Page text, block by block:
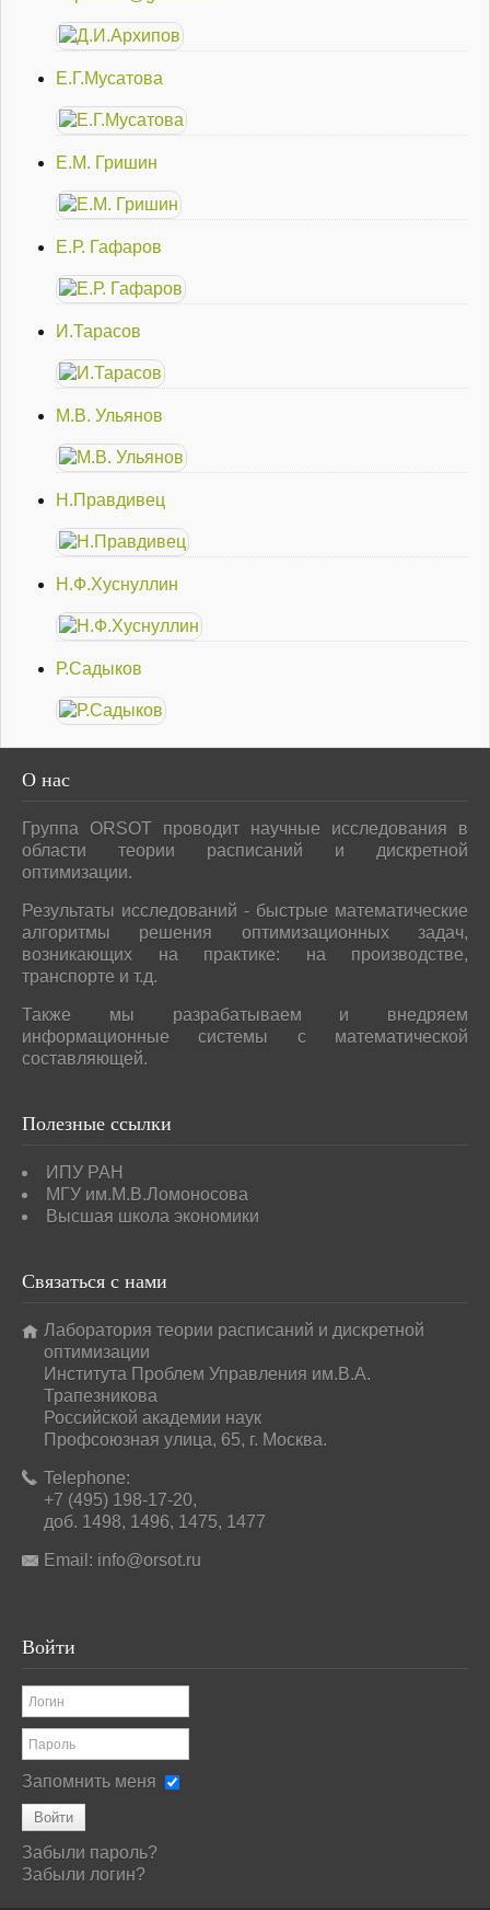
Е.Г.Мусатова
Е.М. Гришин
Е.Р. Гафаров
И.Тарасов
М.В. Ульянов
Н.Правдивец
Н.Ф.Хуснуллин
Р.Садыков
О нас
Группа ORSOT проводит научные исследования в
области теории расписаний и дискретной
оптимизации.
Результаты исследований - быстрые математические
алгоритмы решения оптимизационных задач,
возникающих на практике: на производстве,
транспорте и т.д.
Также мы разрабатываем и внедряем
информационные системы с математической
составляющей.
Полезные ссылки
ИПУ РАН
МГУ им.М.В.Ломоносова
Высшая школа экономики
Связаться с нами
Лаборатория теории расписаний и дискретной
оптимизации
Института Проблем Управления им.В.А.
Трапезникова
Российской академии наук
Профсоюзная улица, 65, г. Москва.
Telephone:
+7 (495) 198-17-20,
доб. 1498, 1496, 1475, 1477
Email: info@orsot.ru
Войти
Запомнить меня
Войти
Забыли пароль?
Забыли логин?